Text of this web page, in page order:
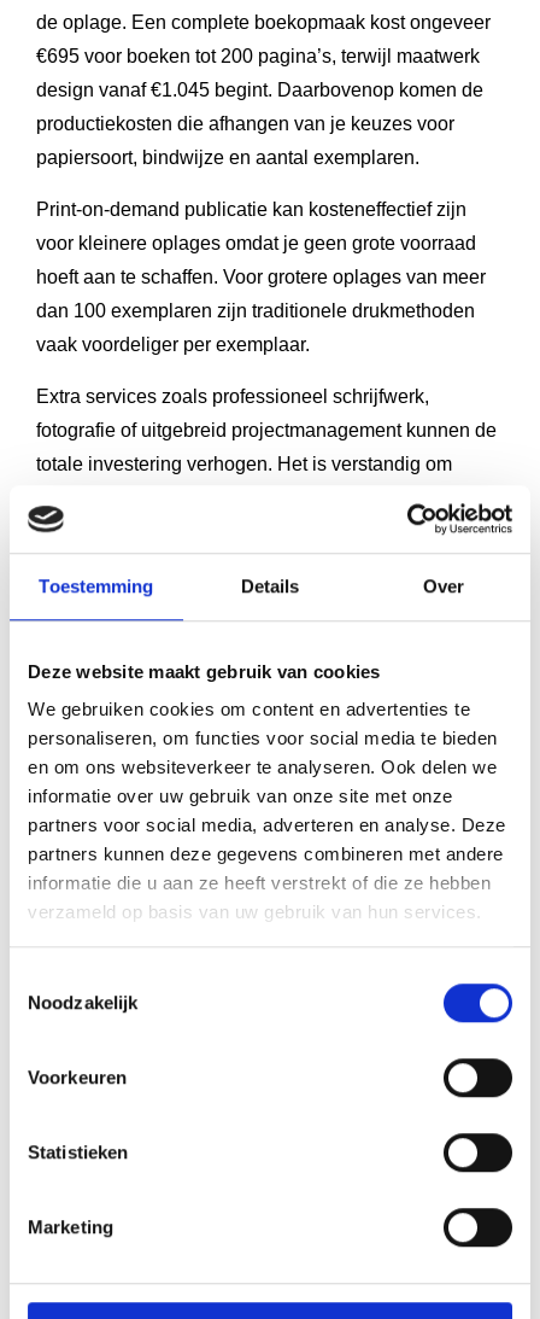
Toestemming Details Over
Deze website maakt gebruik van cookies
We gebruiken cookies om content en advertenties te
personaliseren, om functies voor social media te bieden
en om ons websiteverkeer te analyseren. Ook delen we
informatie over uw gebruik van onze site met onze
partners voor social media, adverteren en analyse. Deze
partners kunnen deze gegevens combineren met andere
informatie die u aan ze heeft verstrekt of die ze hebben
verzameld op basis van uw gebruik van hun services.
Noodzakelijk
Voorkeuren
Statistieken
Marketing
de oplage. Een complete boekopmaak kost ongeveer
€695 voor boeken tot 200 pagina’s, terwijl maatwerk
design vanaf €1.045 begint. Daarbovenop komen de
productiekosten die afhangen van je keuzes voor
papiersoort, bindwijze en aantal exemplaren.
Print-on-demand publicatie kan kosteneffectief zijn
voor kleinere oplages omdat je geen grote voorraad
hoeft aan te schaffen. Voor grotere oplages van meer
dan 100 exemplaren zijn traditionele drukmethoden
vaak voordeliger per exemplaar.
Extra services zoals professioneel schrijfwerk,
fotografie of uitgebreid projectmanagement kunnen de
totale investering verhogen. Het is verstandig om
bespreken welke services binnen dit budget mogelijk
Hoe verzamel je
materiaal en verhalen
voor een
jubileumboek?
Materiaal voor een jubileumboek verzamel je
systematisch via interviews met sleutelfiguren,
archiefonderzoek, fotoselectie en het documenteren
van mijlpalen en anekdotes. Een gestructureerde
verantwoordelijkheden voorkomt dat belangrijke
organisatiegeschiedenis. Maak vervolgens een lijst
van personen die deze periodes hebben meegemaakt
en plan interviews met hen. Bereid deze gesprekken
uitdagingen, successen en grappige gebeurtenissen.